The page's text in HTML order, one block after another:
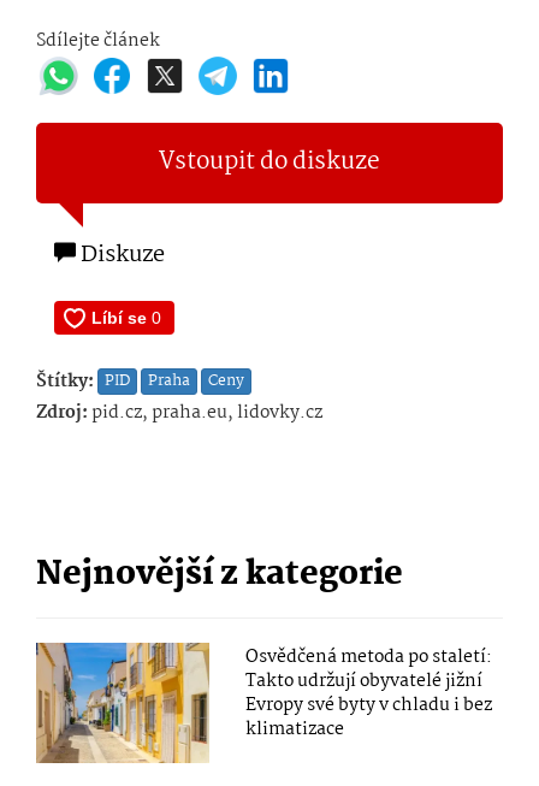
Sdílejte článek
Vstoupit do diskuze
Diskuze
Štítky: PID Praha Ceny
Zdroj: pid.cz, praha.eu, lidovky.cz
Nejnovější z kategorie
Osvědčená metoda po staletí:
Takto udržují obyvatelé jižní
Evropy své byty v chladu i bez
klimatizace